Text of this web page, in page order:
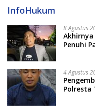
InfoHukum
8 Agustus
Penuhi
4 Agustus
Polresta